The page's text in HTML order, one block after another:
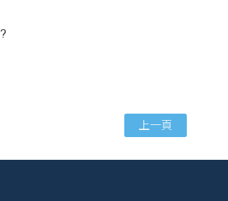
上一頁